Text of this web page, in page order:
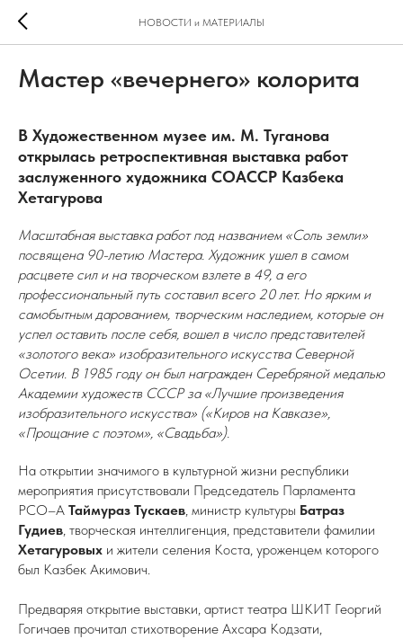
НОВОСТИ и МАТЕРИАЛЫ
Мастер «вечернего» колорита
В Художественном музее им. М. Туганова
открылась ретроспективная выставка работ
заслуженного художника СОАССР Казбека
Хетагурова
Масштабная выставка работ под названием «Соль земли»
посвящена 90-летию Мастера. Художник ушел в самом
расцвете сил и на творческом взлете в 49, а его
профессиональный путь составил всего 20 лет. Но ярким и
самобытным дарованием, творческим наследием, которые он
успел оставить после себя, вошел в число представителей
«золотого века» изобразительного искусства Северной
Осетии. В 1985 году он был награжден Серебряной медалью
Академии художеств СССР за «Лучшие произведения
изобразительного искусства» («Киров на Кавказе»,
«Прощание с поэтом», «Свадьба»).
На открытии значимого в культурной жизни республики
мероприятия присутствовали Председатель Парламента
РСО–А Таймураз Тускаев, министр культуры Батраз
Гудиев, творческая интеллигенция, представители фамилии
Хетагуровых и жители селения Коста, уроженцем которого
был Казбек Акимович.
Предваряя открытие выставки, артист театра ШКИТ Георгий
Гогичаев прочитал стихотворение Ахсара Кодзати,